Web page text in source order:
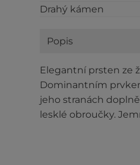
Drahý kámen
Popis
Elegantní prsten ze
Dominantním
jeho stranách
lesklé obroučky.